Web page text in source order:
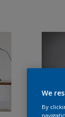
We
By